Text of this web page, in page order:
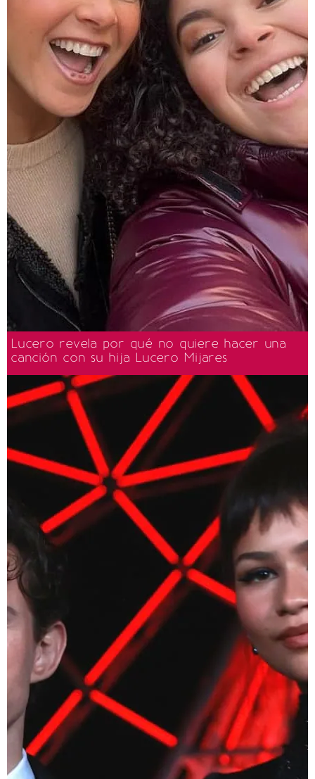
Lucero revela por qué no quiere hacer una
canción con su hija Lucero Mijares